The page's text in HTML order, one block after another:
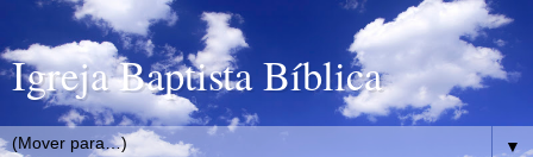
Igreja Baptista Bíblica
▼